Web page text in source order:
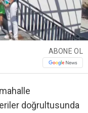
ABONE OL
doğrultusunda